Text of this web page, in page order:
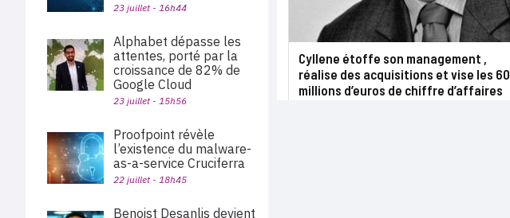
Cyllene étoffe son management ,
réalise des acquisitions et vise les 60
millions d’euros de chiffre d’affaires
23 juillet - 16h44
Alphabet dépasse les
attentes, porté par la
croissance de 82% de
Google Cloud
23 juillet - 15h56
Proofpoint révèle
l’existence du malware-
as-a-service Cruciferra
22 juillet - 18h45
Benoist Desanlis devient